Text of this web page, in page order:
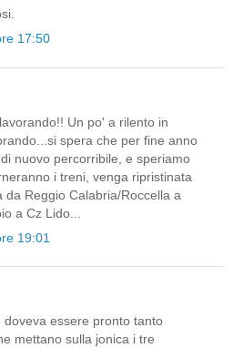
17:50
Un po' a rilento in
spera che per fine anno
nuovo percorribile, e speriamo
i treni, venga ripristinata
da Reggio Calabria/Roccella a
a Cz Lido...
19:01
doveva essere pronto tanto
mettano sulla jonica i tre